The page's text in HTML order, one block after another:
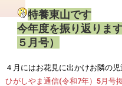
特養東山です
今年度を振り返りま
５月号）
４月にはお花見に出かけお隣の
ひがしやま通信(令和7年）5月号